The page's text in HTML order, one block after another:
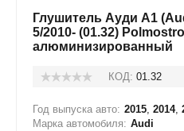
Глушитель Ауди А1
5/2010- (01.32)
алюминизированный
КОД: 01.32
Год выпуска авто: 2015, 2014,
Марка автомобиля: Audi